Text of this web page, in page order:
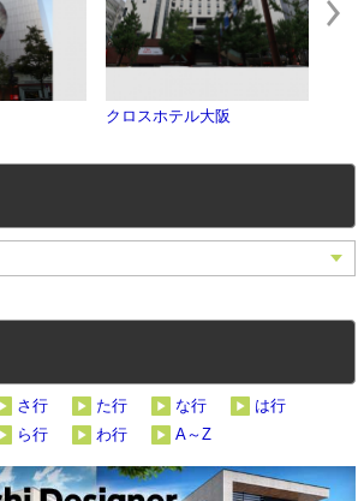
クロスホテル大阪
さ行 た行 な行
は行
ら行 わ行 A～Z